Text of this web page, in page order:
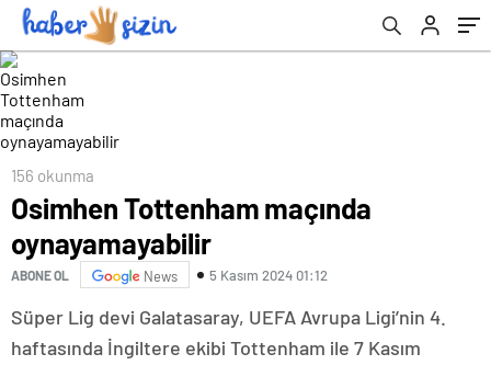
156 okunma
Osimhen Tottenham maçında
oynayamayabilir
ABONE OL News 5 Kasım 2024 01:12
Süper Lig devi Galatasaray, UEFA Avrupa Ligi’nin 4.
haftasında İngiltere ekibi Tottenham ile 7 Kasım